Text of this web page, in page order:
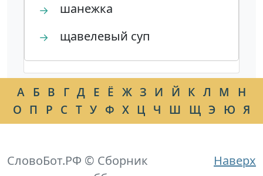
→ шанежка
→ щавелевый суп
А Б В Г Д Е Ё Ж З И Й К Л М
Н
О П Р С Т У Ф Х Ц Ч Ш Щ Э Ю Я
Наверх
СловоБот.РФ © Сборник